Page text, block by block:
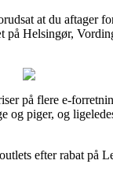
at du aftager
Helsingør,
på flere e-
piger, og
efter rabat på